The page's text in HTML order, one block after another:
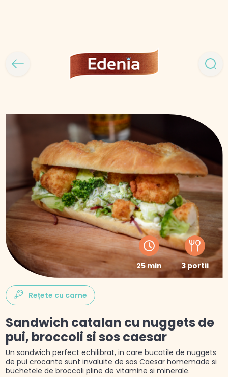
25 min 3 portii
Rețete cu carne
Sandwich catalan cu nuggets de
pui, broccoli si sos caesar
Un sandwich perfect echilibrat, in care bucatile de nuggets
de pui crocante sunt invaluite de sos Caesar homemade si
buchetele de broccoli pline de vitamine si minerale.